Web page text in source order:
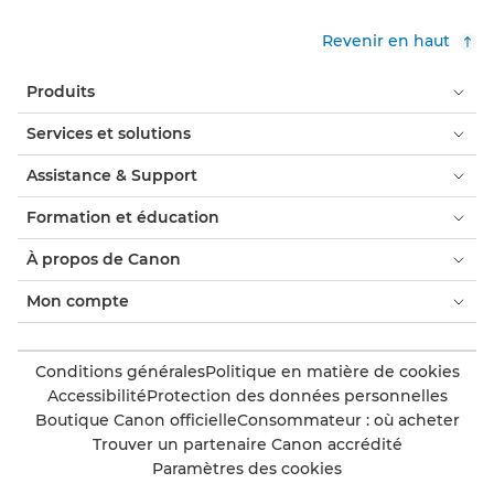
Revenir en haut
Produits
Services et solutions
Assistance & Support
Formation et éducation
À propos de Canon
Mon compte
Conditions généralesPolitique en matière de cookies
AccessibilitéProtection des données personnelles
Boutique Canon officielleConsommateur : où acheter
Trouver un partenaire Canon accrédité
Paramètres des cookies